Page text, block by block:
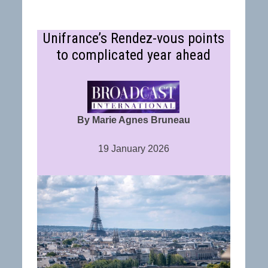
Unifrance’s Rendez-vous points
to complicated year ahead
By Marie Agnes Bruneau
19 January 2026